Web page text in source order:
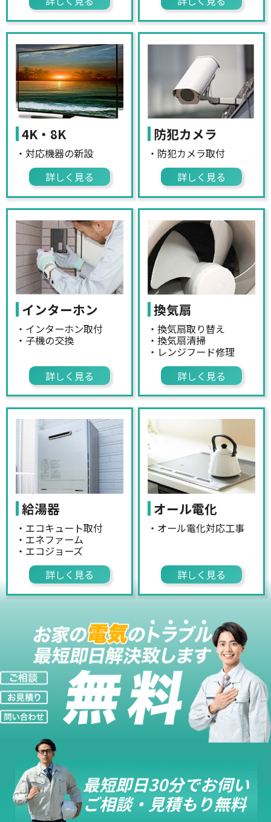
4K・8K
・対応機器の新設
詳しく見る
防犯カメラ
・防犯カメラ取付
詳しく見る
インターホン
・インターホン取付
・子機の交換
詳しく見る
換気扇
・換気扇取り替え
・換気扇清掃
・レンジフード修理
詳しく見る
給湯器
・エコキュート取付
・エネファーム
・エコジョーズ
詳しく見る
オール電化
・オール電化対応工事
詳しく見る
最短即日30分でお伺い
ご相談・見積もり無料